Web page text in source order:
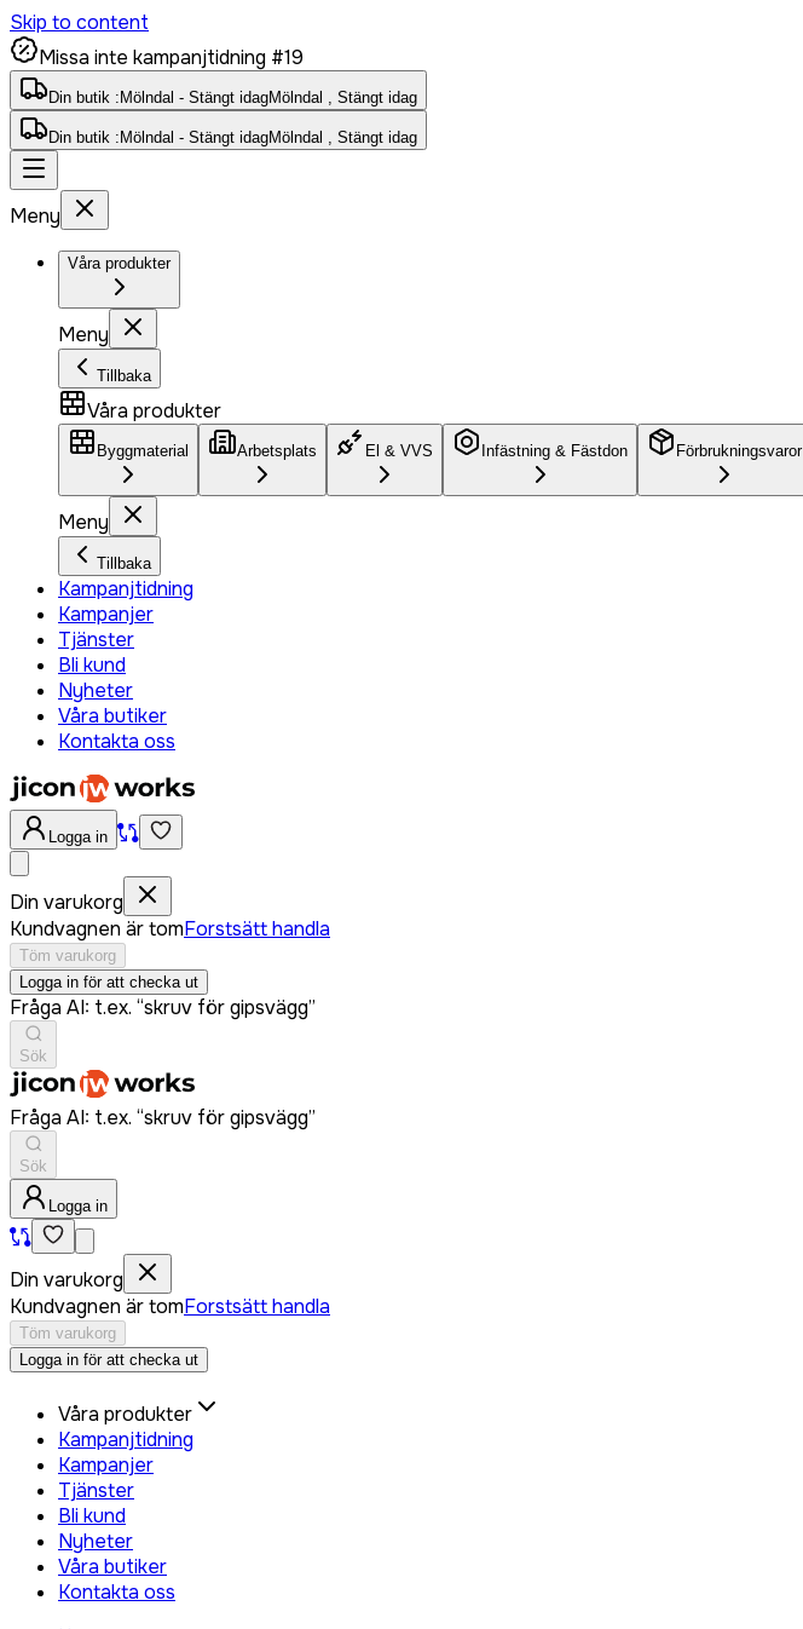
Skip to content
Missa inte kampanjtidning #19
Din butik : Mölndal - Stängt idagMölndal , Stängt idag
Din butik : Mölndal - Stängt idagMölndal , Stängt idag
Meny
Våra produkter
Meny
Tillbaka
Våra produkter
Byggmaterial Arbetsplats El & VVS Infästning & Fästdon Förbrukningsvaror
Meny
Tillbaka
Kampanjtidning
Kampanjer
Tjänster
Bli kund
Nyheter
Våra butiker
Kontakta oss
Logga in
Din varukorg
Kundvagnen är tomForstsätt handla
Töm varukorg
Logga in för att checka ut
Fråga AI: t.ex. “skruv för gipsvägg”
Sök
Fråga AI: t.ex. “skruv för gipsvägg”
Sök
Logga in
Din varukorg
Kundvagnen är tomForstsätt handla
Töm varukorg
Logga in för att checka ut
Våra produkter
Kampanjtidning
Kampanjer
Tjänster
Bli kund
Nyheter
Våra butiker
Kontakta oss